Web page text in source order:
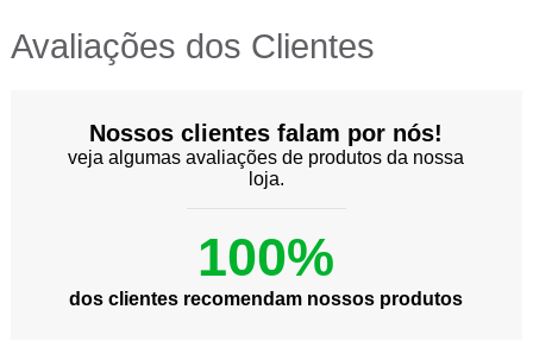
Avaliações dos Clientes
Nossos clientes falam por nós!
veja algumas avaliações de produtos da nossa
loja.
100%
dos clientes recomendam nossos produtos